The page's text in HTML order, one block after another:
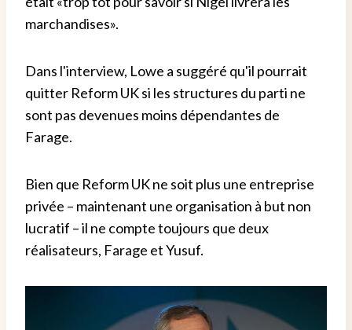
marchandises».
Dans l'interview, Lowe a suggéré qu'il pourrait
quitter Reform UK si les structures du parti ne
sont pas devenues moins dépendantes de
Farage.
Bien que Reform UK ne soit plus une entreprise
privée – maintenant une organisation à but non
lucratif – il ne compte toujours que deux
réalisateurs, Farage et Yusuf.